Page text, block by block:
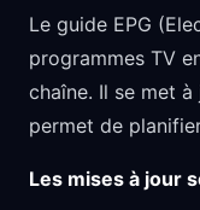
Le guide EPG
programmes TV
chaîne. Il se met
permet de
Les mises à jour